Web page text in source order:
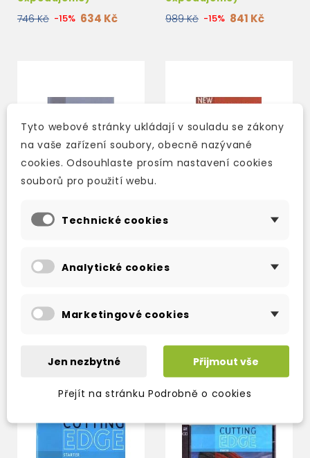
746 Kč -15% 634 Kč 989 Kč -15% 841 Kč
ADVANCED
expedujeme)
ELEMENTARY
expedujeme)
Tyto webové stránky ukládají v souladu se zákony
na vaše zařízení soubory, obecně nazývané
cookies. Odsouhlaste prosím nastavení cookies
souborů pro použití webu.
Technické cookies
Analytické cookies
Marketingové cookies
Jen nezbytné Přijmout vše
Přejít na stránku Podrobně o cookies